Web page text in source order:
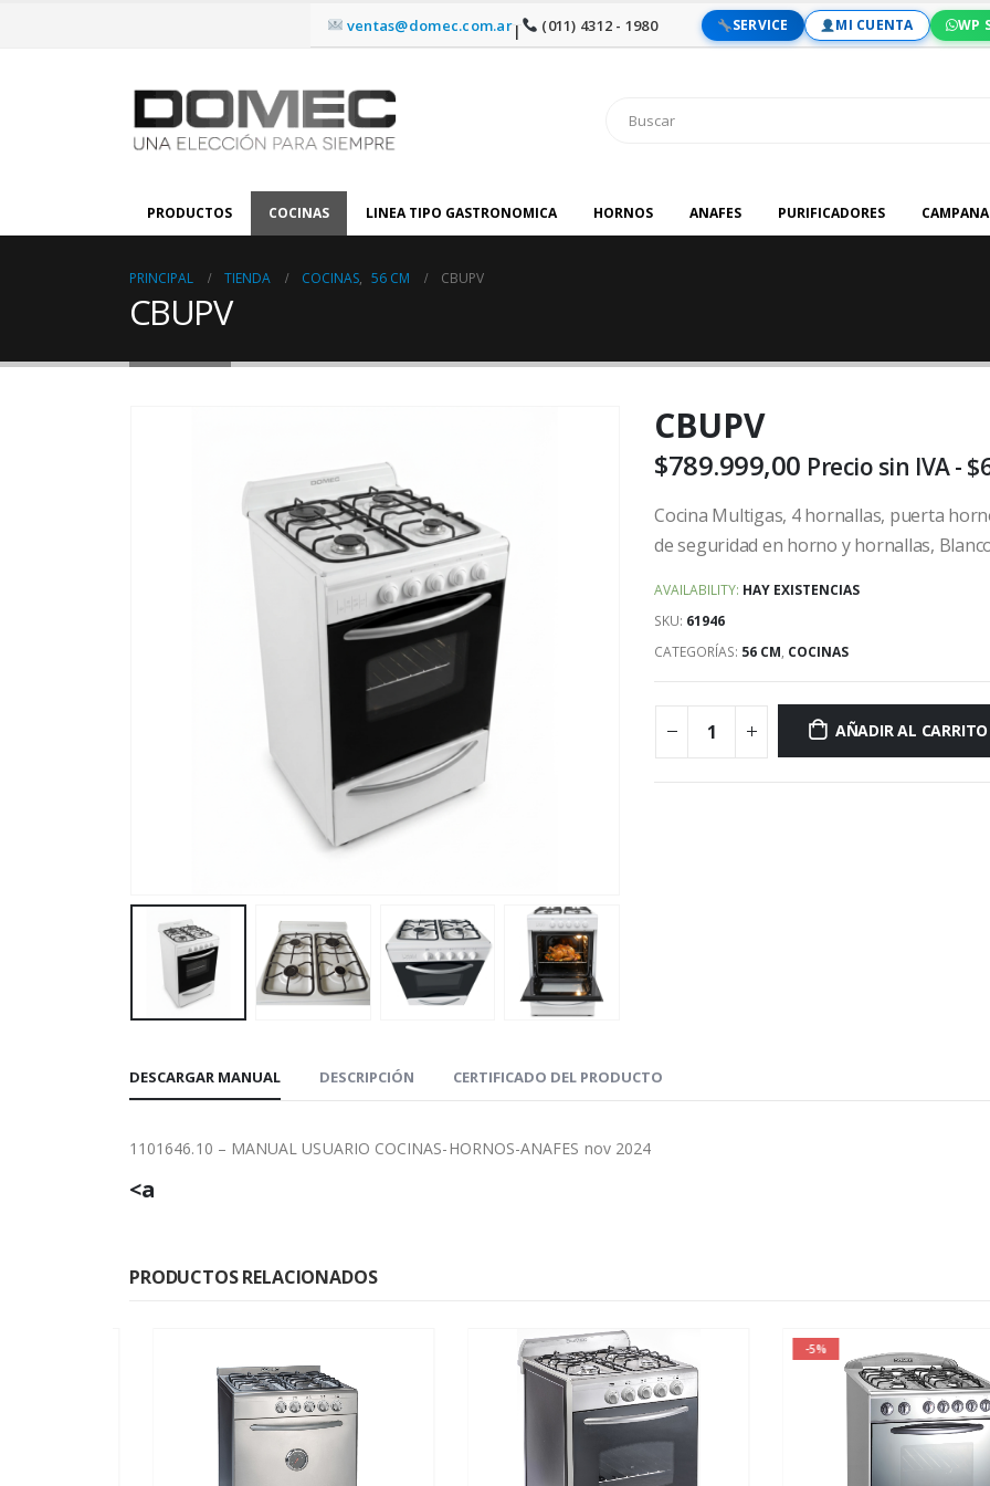
ventas@domec.com.ar| (011) 4312 - 1980 SERVICE MI CUENTA WP
PRODUCTOS COCINAS LINEA TIPO GASTRONOMICA HORNOS ANAFES PURIFICADORES
PRINCIPAL TIENDA COCINAS, 56 CM CBUPV
CBUPV
CBUPV
$789.999,00 Precio sin IVA - $
Cocina Multigas, 4 hornallas, puerta
de seguridad en horno y hornallas,
AVAILABILITY: HAY EXISTENCIAS
SKU: 61946
CATEGORÍAS: 56 CM, COCINAS
AÑADIR AL CARRITO
DESCARGAR MANUAL DESCRIPCIÓN CERTIFICADO DEL PRODUCTO
1101646.10 – MANUAL USUARIO COCINAS-HORNOS-ANAFES nov 2024
<a
PRODUCTOS RELACIONADOS